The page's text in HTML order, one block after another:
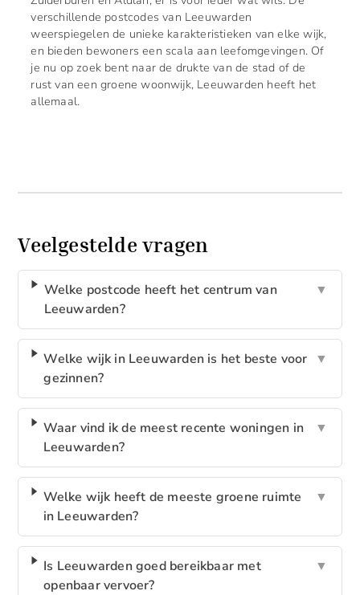
verschillende postcodes van Leeuwarden
weerspiegelen de unieke karakteristieken van elke wijk,
en bieden bewoners een scala aan leefomgevingen. Of
je nu op zoek bent naar de drukte van de stad of de
rust van een groene woonwijk, Leeuwarden heeft het
allemaal.
Veelgestelde vragen
Welke postcode heeft het centrum van
Leeuwarden?
▼
Welke wijk in Leeuwarden is het beste voor
gezinnen?
▼
Waar vind ik de meest recente woningen in
Leeuwarden?
▼
Welke wijk heeft de meeste groene ruimte
in Leeuwarden?
▼
Is Leeuwarden goed bereikbaar met
openbaar vervoer?
▼